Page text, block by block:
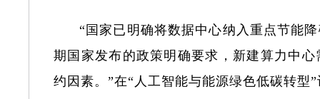
“国家已明确将数据中心纳入重点节能
期国家发布的政策明确要求，新建算力中
约因素。”在“人工智能与能源绿色低碳转